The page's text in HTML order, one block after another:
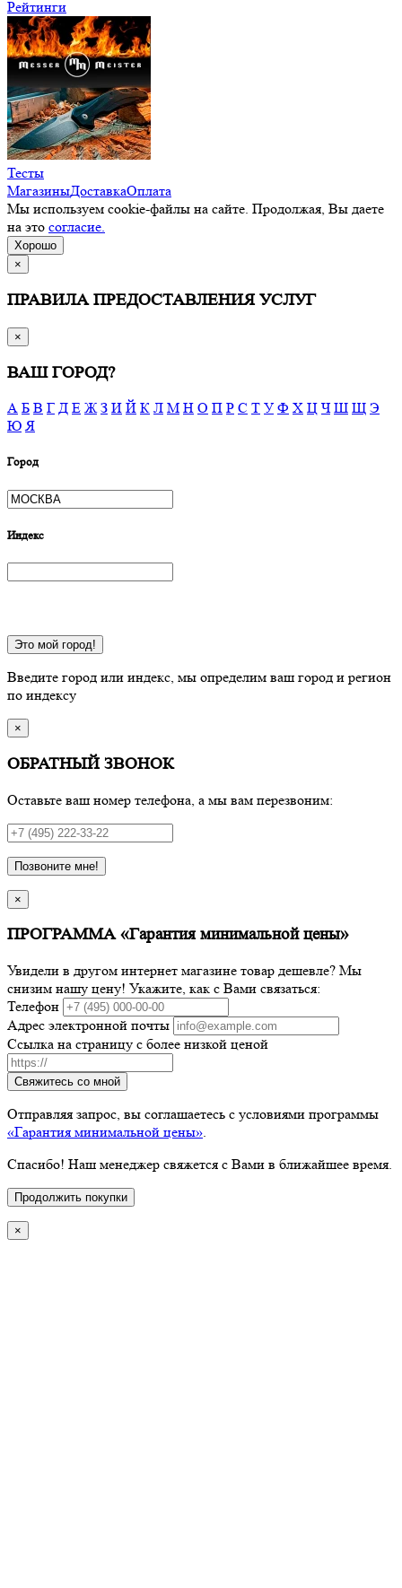
Рейтинги
Тесты
МагазиныДоставкаОплата
Мы используем cookie-файлы на сайте. Продолжая, Вы даете
на это согласие.
Хорошо
×
ПРАВИЛА ПРЕДОСТАВЛЕНИЯ УСЛУГ
×
ВАШ ГОРОД?
А Б В Г Д Е Ж З И Й К Л М Н О П Р С Т У Ф Х Ц Ч Ш Щ Э
Ю Я
Город
Индекс
Это мой город!
Введите город или индекс, мы определим ваш город и регион
по индексу
×
ОБРАТНЫЙ ЗВОНОК
Оставьте ваш номер телефона, а мы вам перезвоним:
Позвоните мне!
×
ПРОГРАММА «Гарантия минимальной цены»
Увидели в другом интернет магазине товар дешевле? Мы
снизим нашу цену! Укажите, как с Вами связаться:
Телефон
Адрес электронной почты
Ссылка на страницу с более низкой ценой
Свяжитесь со мной
Отправляя запрос, вы соглашаетесь с условиями программы
«Гарантия минимальной цены».
Спасибо! Наш менеджер свяжется с Вами в ближайшее время.
Продолжить покупки
×